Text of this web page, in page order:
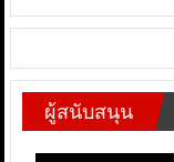
ผู้สนับสนุน